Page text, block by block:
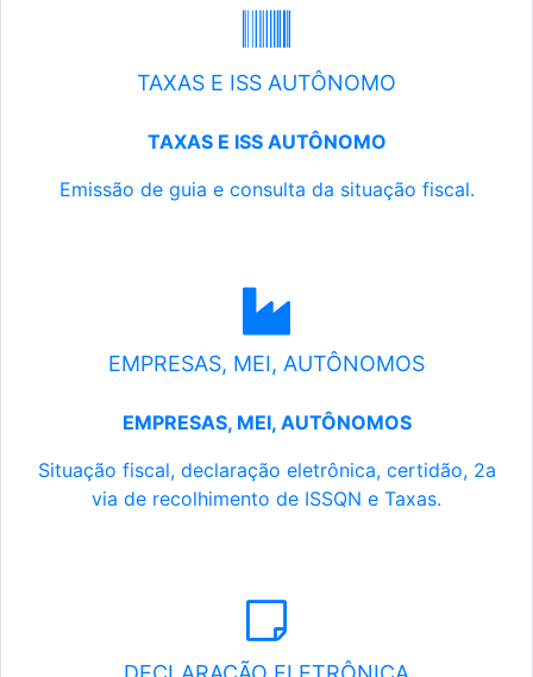
TAXAS E ISS AUTÔNOMO
TAXAS E ISS AUTÔNOMO
Emissão de guia e consulta da situação fiscal.
EMPRESAS, MEI, AUTÔNOMOS
EMPRESAS, MEI, AUTÔNOMOS
Situação fiscal, declaração eletrônica, certidão, 2a
via de recolhimento de ISSQN e Taxas.